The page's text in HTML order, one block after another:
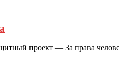
проект — За права